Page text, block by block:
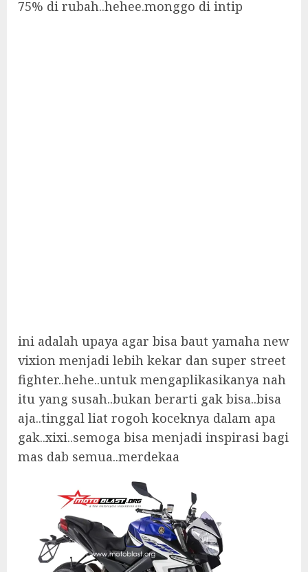
75% di rubah..hehee.monggo di intip
ini adalah upaya agar bisa baut yamaha new
vixion menjadi lebih kekar dan super street
fighter..hehe..untuk mengaplikasikanya nah
itu yang susah..bukan berarti gak bisa..bisa
aja..tinggal liat rogoh koceknya dalam apa
gak..xixi..semoga bisa menjadi inspirasi bagi
mas dab semua..merdekaa